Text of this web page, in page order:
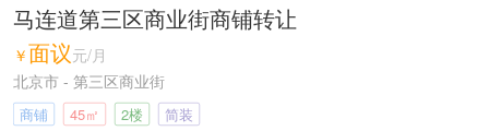
马连道第三区商业街商铺转让
￥面议元/月
北京市 - 第三区商业街
商铺 45㎡ 2楼 简装